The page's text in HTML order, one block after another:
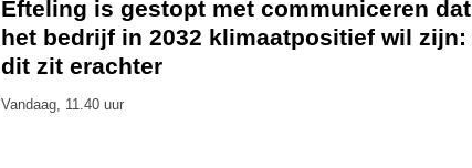
Efteling is gestopt met communiceren dat
het bedrijf in 2032 klimaatpositief wil zijn:
dit zit erachter
Vandaag, 11.40 uur